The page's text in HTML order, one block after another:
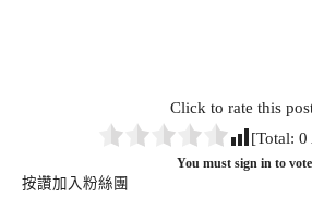
Click to rate this
[Total: 0
You must sign in to vote
按讚加入粉絲團